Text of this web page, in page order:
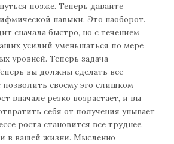
позже. Теперь давайте
навыки. Это наоборот.
сначала быстро, но с течением
усилий уменьшаться по мере
уровней. Теперь задача
вы должны сделать все
своему эго слишком
вначале резко возрастает, и вы
себя от получения унывает
роста становится все труднее.
в вашей жизни. Мысленно